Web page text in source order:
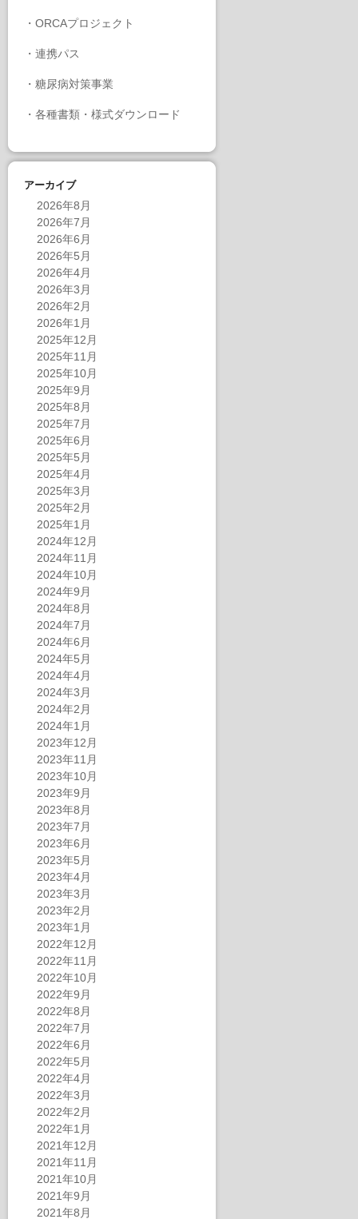
・ ORCAプロジェクト
・ 連携パス
・ 糖尿病対策事業
・ 各種書類・様式ダウンロード
アーカイブ
2026年8月
2026年7月
2026年6月
2026年5月
2026年4月
2026年3月
2026年2月
2026年1月
2025年12月
2025年11月
2025年10月
2025年9月
2025年8月
2025年7月
2025年6月
2025年5月
2025年4月
2025年3月
2025年2月
2025年1月
2024年12月
2024年11月
2024年10月
2024年9月
2024年8月
2024年7月
2024年6月
2024年5月
2024年4月
2024年3月
2024年2月
2024年1月
2023年12月
2023年11月
2023年10月
2023年9月
2023年8月
2023年7月
2023年6月
2023年5月
2023年4月
2023年3月
2023年2月
2023年1月
2022年12月
2022年11月
2022年10月
2022年9月
2022年8月
2022年7月
2022年6月
2022年5月
2022年4月
2022年3月
2022年2月
2022年1月
2021年12月
2021年11月
2021年10月
2021年9月
2021年8月